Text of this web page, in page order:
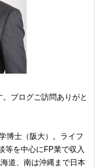
ブログご訪問ありがと
博士（阪大）。ライフ
等を中心にFP業で収入
道、南は沖縄まで日本